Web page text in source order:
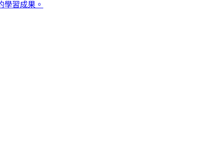
習成果。